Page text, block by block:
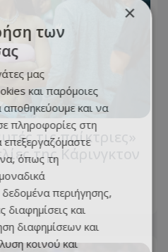
τις παίκτριες»
της Κάρινγκτον
×
των
μας
και παρόμοιες
αποθηκεύουμε και να
πληροφορίες στη
επεξεργαζόμαστε
όπως τη
περιήγησης,
διαφημίσεις και
διαφημίσεων και
κοινού και